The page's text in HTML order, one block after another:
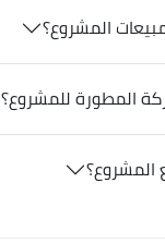
المشروع؟
المطورة للمشروع؟
المشروع؟